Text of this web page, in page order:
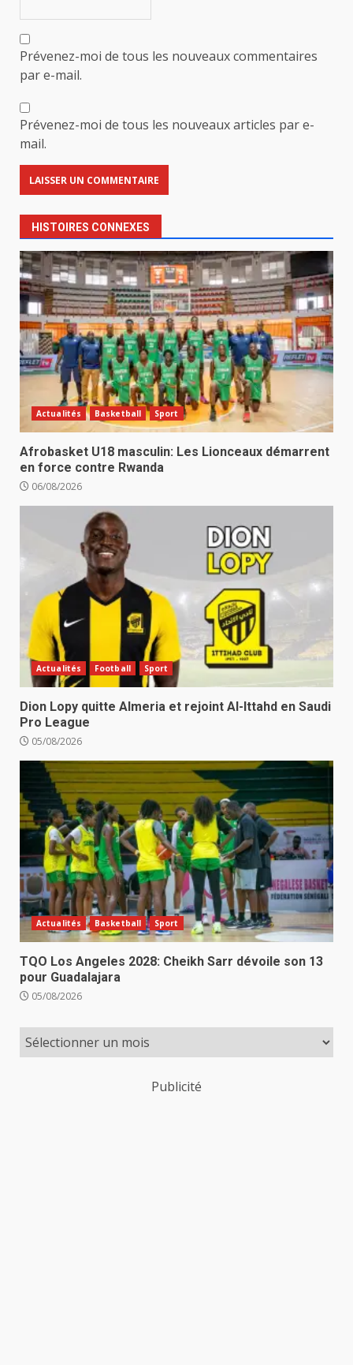
Prévenez-moi de tous les nouveaux commentaires
par e-mail.
Prévenez-moi de tous les nouveaux articles par e-
mail.
HISTOIRES CONNEXES
Actualités Basketball Sport
Afrobasket U18 masculin: Les Lionceaux démarrent
en force contre Rwanda
06/08/2026
Actualités Football Sport
Dion Lopy quitte Almeria et rejoint Al-Ittahd en Saudi
Pro League
05/08/2026
Actualités Basketball Sport
TQO Los Angeles 2028: Cheikh Sarr dévoile son 13
pour Guadalajara
05/08/2026
Publicité